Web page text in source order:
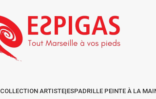
COLLECTION ARTISTE|ESPADRILLE PEINTE À LA